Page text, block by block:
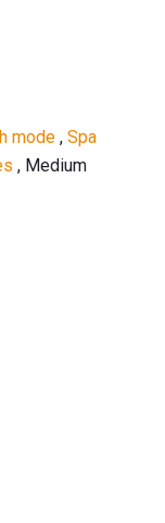
mode , Spa
, Medium